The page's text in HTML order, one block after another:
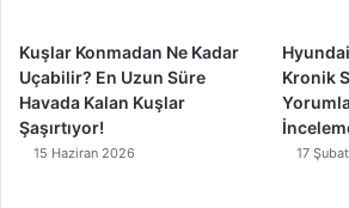
Kuşlar Konmadan Ne Kadar
Uçabilir? En Uzun Süre
Havada Kalan Kuşlar
Şaşırtıyor!
15 Haziran 2026
Hyundai
Kronik
17